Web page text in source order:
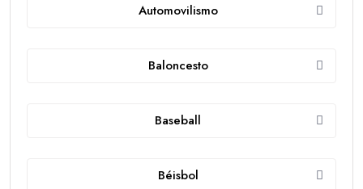
Automovilismo
Baloncesto
Baseball
Béisbol